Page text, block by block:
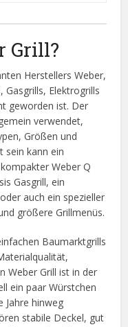
Grill?
Herstellers Weber,
Gasgrills, Elektrogrills
geworden ist. Der
verwendet,
Größen und
sein kann ein
Weber Q
Gasgrill, ein
auch ein spezieller
größere Grillmenüs.
Baumarktgrills
Weber Grill ist in der
ein paar Würstchen
Jahre hinweg
stabile Deckel, gut